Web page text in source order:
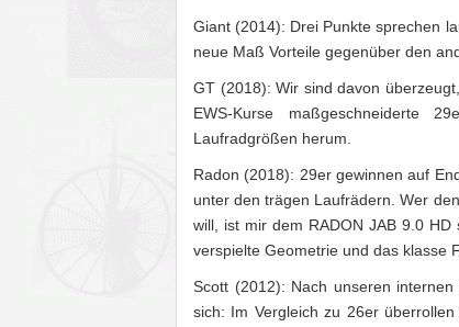
Giant (2014): Drei Punkte sprechen
neue Maß Vorteile gegenüber den
GT (2018): Wir sind davon
EWS-Kurse maßgeschneiderte
Laufradgrößen herum.
Radon (2018): 29er gewinnen auf
unter den trägen Laufrädern. Wer
will, ist mir dem RADON JAB 9.0
verspielte Geometrie und das klasse
Scott (2012): Nach unseren
sich: Im Vergleich zu 26er